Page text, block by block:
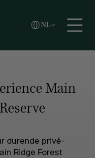
Zoeken
NL
Vlaams
English
Main
durende privé-
Ridge Forest